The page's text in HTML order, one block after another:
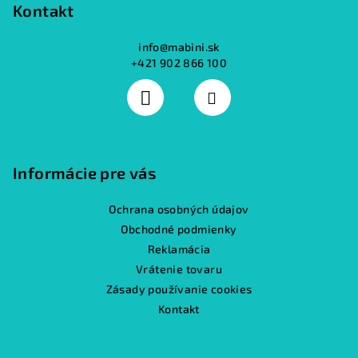
Kontakt
info@mabini.sk
+421 902 866 100
Informácie pre vás
Ochrana osobných údajov
Obchodné podmienky
Reklamácia
Vrátenie tovaru
Zásady používanie cookies
Kontakt